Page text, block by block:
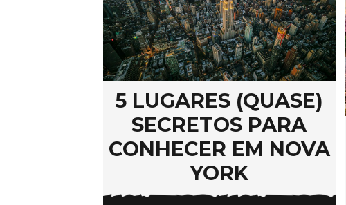
5 LUGARES (QUASE)
SECRETOS PARA
CONHECER EM NOVA
YORK